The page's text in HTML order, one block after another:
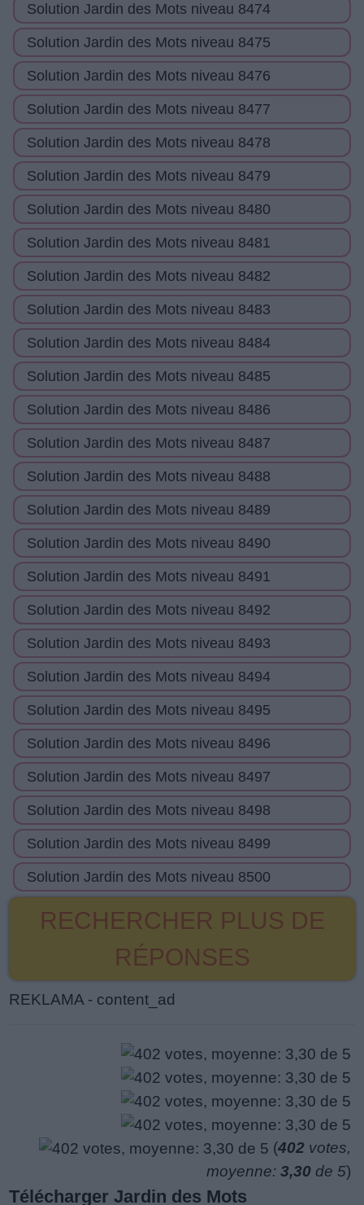
Solution Jardin des Mots niveau 8474
Solution Jardin des Mots niveau 8475
Solution Jardin des Mots niveau 8476
Solution Jardin des Mots niveau 8477
Solution Jardin des Mots niveau 8478
Solution Jardin des Mots niveau 8479
Solution Jardin des Mots niveau 8480
Solution Jardin des Mots niveau 8481
Solution Jardin des Mots niveau 8482
Solution Jardin des Mots niveau 8483
Solution Jardin des Mots niveau 8484
Solution Jardin des Mots niveau 8485
Solution Jardin des Mots niveau 8486
Solution Jardin des Mots niveau 8487
Solution Jardin des Mots niveau 8488
Solution Jardin des Mots niveau 8489
Solution Jardin des Mots niveau 8490
Solution Jardin des Mots niveau 8491
Solution Jardin des Mots niveau 8492
Solution Jardin des Mots niveau 8493
Solution Jardin des Mots niveau 8494
Solution Jardin des Mots niveau 8495
Solution Jardin des Mots niveau 8496
Solution Jardin des Mots niveau 8497
Solution Jardin des Mots niveau 8498
Solution Jardin des Mots niveau 8499
Solution Jardin des Mots niveau 8500
RECHERCHER PLUS DE
RÉPONSES
REKLAMA - content_ad
(402 votes,
moyenne: 3,30 de 5)
Télécharger Jardin des Mots